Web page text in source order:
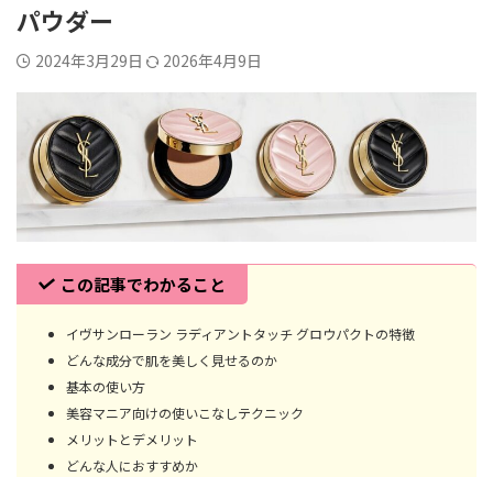
パウダー
2024年3月29日 2026年4月9日
この記事でわかること
イヴサンローラン ラディアントタッチ グロウパクトの特徴
どんな成分で肌を美しく見せるのか
基本の使い方
美容マニア向けの使いこなしテクニック
メリットとデメリット
どんな人におすすめか